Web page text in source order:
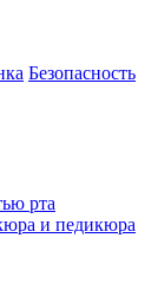
Безопасность
рта
и педикюра